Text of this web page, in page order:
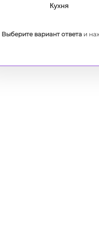
Кухня
Выберите вариант ответа и
Светильники в